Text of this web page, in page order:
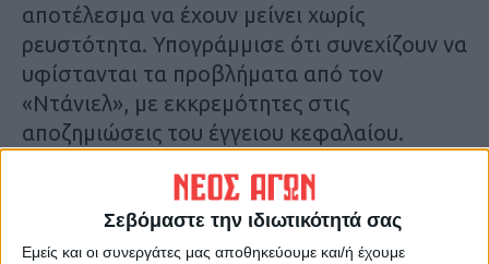
Σεβόμαστε την ιδιωτικότητά σας
Εμείς και οι συνεργάτες μας αποθηκεύουμε και/ή έχουμε
αποτέλεσμα να έχουν μείνει χωρίς
ρευστότητα. Υπογράμμισε ότι συνεχίζουν να
υφίστανται τα προβλήματα από τον
«Ντάνιελ», με εκκρεμότητες στις
αποζημιώσεις του έγγειου κεφαλαίου.
Αναφερόμενος περαιτέρω στα ζητήματα
του αγροτικού κόσμου, έκανε λόγο για